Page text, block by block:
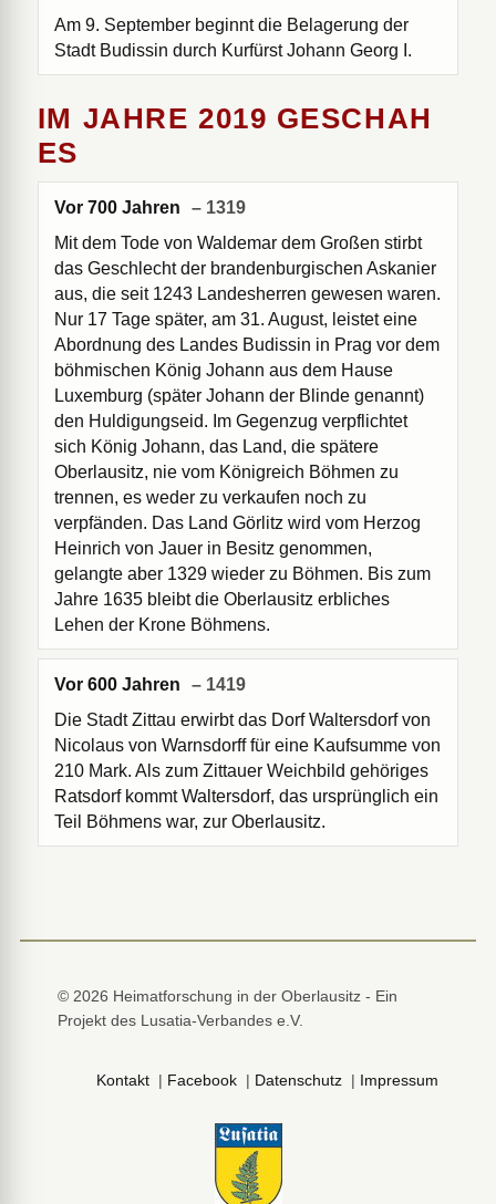
Am 9. September beginnt die Belagerung der
Stadt Budissin durch Kurfürst Johann Georg I.
IM JAHRE 2019 GESCHAH
ES
Vor 700 Jahren
– 1319
Mit dem Tode von Waldemar dem Großen stirbt
das Geschlecht der brandenburgischen Askanier
aus, die seit 1243 Landesherren gewesen waren.
Nur 17 Tage später, am 31. August, leistet eine
Abordnung des Landes Budissin in Prag vor dem
böhmischen König Johann aus dem Hause
Luxemburg (später Johann der Blinde genannt)
den Huldigungseid. Im Gegenzug verpflichtet
sich König Johann, das Land, die spätere
Oberlausitz, nie vom Königreich Böhmen zu
trennen, es weder zu verkaufen noch zu
verpfänden. Das Land Görlitz wird vom Herzog
Heinrich von Jauer in Besitz genommen,
gelangte aber 1329 wieder zu Böhmen. Bis zum
Jahre 1635 bleibt die Oberlausitz erbliches
Lehen der Krone Böhmens.
Vor 600 Jahren
– 1419
Die Stadt Zittau erwirbt das Dorf Waltersdorf von
Nicolaus von Warnsdorff für eine Kaufsumme von
210 Mark. Als zum Zittauer Weichbild gehöriges
Ratsdorf kommt Waltersdorf, das ursprünglich ein
Teil Böhmens war, zur Oberlausitz.
© 2026 Heimatforschung in der Oberlausitz - Ein
Projekt des Lusatia-Verbandes e.V.
Kontakt | Facebook | Datenschutz | Impressum